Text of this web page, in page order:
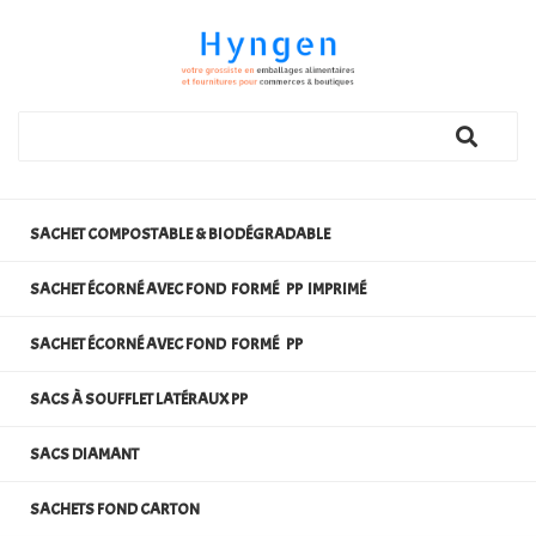
SACHET COMPOSTABLE & BIODÉGRADABLE
SACHET ÉCORNÉ AVEC FOND FORMÉ PP IMPRIMÉ
SACHET ÉCORNÉ AVEC FOND FORMÉ PP
SACS À SOUFFLET LATÉRAUX PP
SACS DIAMANT
SACHETS FOND CARTON